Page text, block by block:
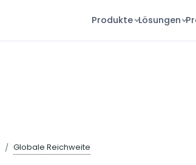
Produkte Lösungen
Globale Reichweite